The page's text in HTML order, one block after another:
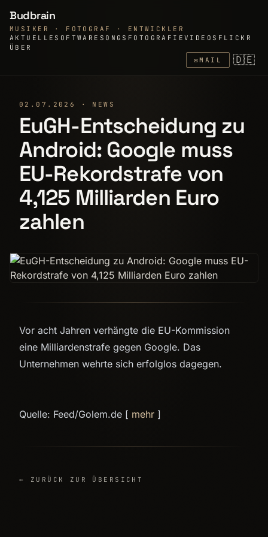
Budbrain
MUSIKER · FOTOGRAF · ENTWICKLER
AKTUELLE SOFTWARE SONGS FOTOGRAFIEVIDEOS FLICKR
ÜBER
✉MAIL 🇩🇪
02.07.2026 · NEWS
EuGH-Entscheidung zu
Android: Google muss
EU-Rekordstrafe von
4,125 Milliarden Euro
zahlen
Vor acht Jahren verhängte die EU-Kommission
eine Milliardenstrafe gegen Google. Das
Unternehmen wehrte sich erfolglos dagegen.
Quelle: Feed/Golem.de [ mehr ]
← ZURÜCK ZUR ÜBERSICHT